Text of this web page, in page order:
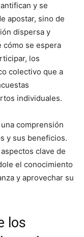
y se
apostar, sino de
dispersa y
cómo se espera
los
colectivo que a
individuales.
comprensión
y sus beneficios.
clave de
el conocimiento
y aprovechar su
los